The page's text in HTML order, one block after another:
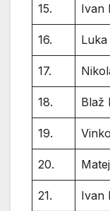
15. Ivan
16.
17.
18. Blaž
19.
20.
21. Ivan